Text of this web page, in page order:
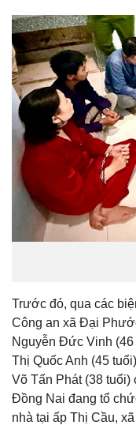
Trước đó, qua các
Công an xã Đại
Nguyễn Đức Vinh
Thị Quốc Anh (45
Võ Tấn Phát (38
Đồng Nai đang tổ
nhà tại ấp Thị Cầu,